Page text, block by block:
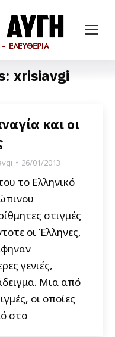
xrisiavgi
και οι
26/01/2013
το Ελληνικό
στιγμές
οι Έλληνες,
γενιές,
Μια από
οι οποίες
στο